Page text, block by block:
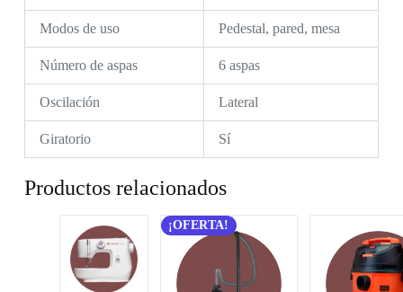
Modos de uso Pedestal, pared, mesa
Número de aspas 6 aspas
Oscilación Lateral
Giratorio Sí
Productos relacionados
¡OFERTA!